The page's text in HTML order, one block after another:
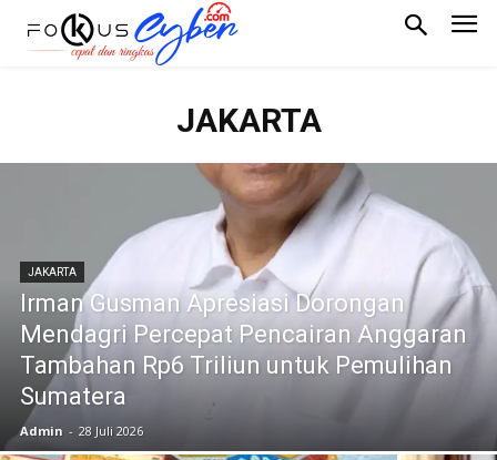
JAKARTA
JAKARTA
Irman Gusman Apresiasi Dorongan
Mendagri Percepat Pencairan Anggaran
Tambahan Rp6 Triliun untuk Pemulihan
Sumatera
Admin - 28 Juli 2026